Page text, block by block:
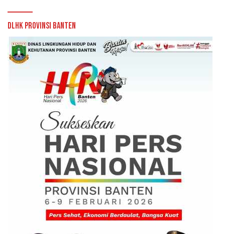
DLHK Provinsi Banten